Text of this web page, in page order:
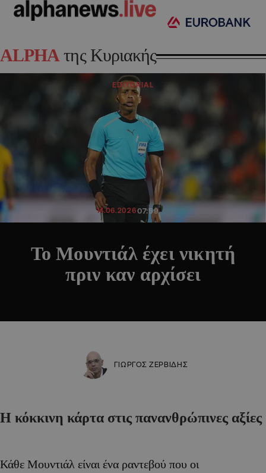
ALPHA της Κυριακής
EDITORIAL
14.06.202607:59
Το Μουντιάλ έχει νικητή
πριν καν αρχίσει
ΓΙΩΡΓΟΣ ΖΕΡΒΙΔΗΣ
Η κόκκινη κάρτα στις πανανθρώπινες αξίες
Κάθε Μουντιάλ είναι ένα ραντεβού που οι